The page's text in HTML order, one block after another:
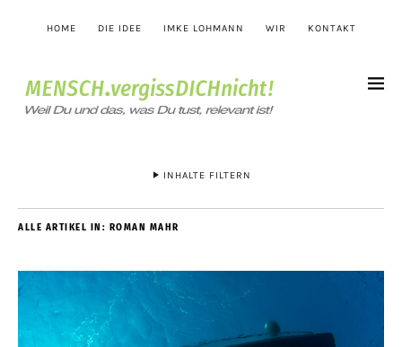
HOME DIE IDEE IMKE LOHMANN WIR KONTAKT
INHALTE FILTERN
ALLE ARTIKEL IN: ROMAN MAHR